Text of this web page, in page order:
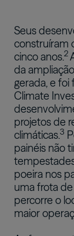
Seus
construíram
cinco anos.2
da
gerada, e
Climate
projetos de
climáticas.3
painéis não
poeira nos
uma frota
percorre o
maior